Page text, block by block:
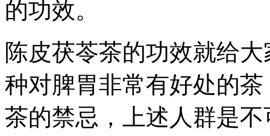
的功效。
陈皮茯苓茶的功效就给
种对脾胃非常有好处的
茶的禁忌，上述人群是